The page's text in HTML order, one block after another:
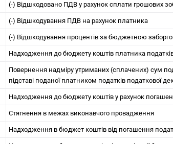
(-) Відшкодовано ПДВ у рахунок сплати грошових
(-) Відшкодування ПДВ на рахунок платника
(-) Відшкодування процентів за бюджетною
Надходження до бюджету коштів платника
Повернення надміру утриманих (сплачених) сум
підставі поданої платником податків податкової
Надходження до бюджету коштів у рахунок
Стягнення в межах виконавчого провадження
Надходження в бюджет коштів від погашення